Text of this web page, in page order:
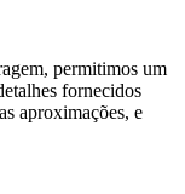
permitimos um
fornecidos
aproximações, e